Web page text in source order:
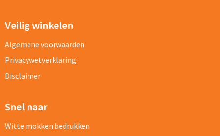
Veilig winkelen
Algemene voorwaarden
Privacywetverklaring
Disclaimer
Snel naar
Witte mokken bedrukken